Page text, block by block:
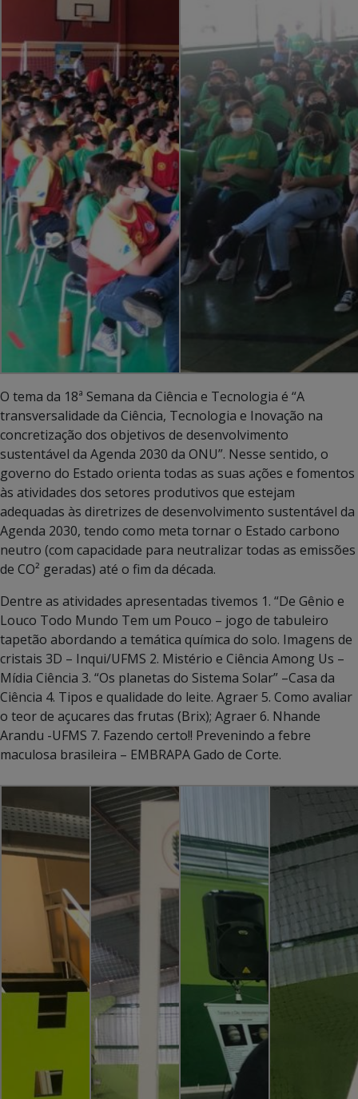
O tema da 18ª Semana da Ciência e Tecnologia é “A
transversalidade da Ciência, Tecnologia e Inovação na
concretização dos objetivos de desenvolvimento
sustentável da Agenda 2030 da ONU”. Nesse sentido, o
governo do Estado orienta todas as suas ações e fomentos
às atividades dos setores produtivos que estejam
adequadas às diretrizes de desenvolvimento sustentável da
Agenda 2030, tendo como meta tornar o Estado carbono
neutro (com capacidade para neutralizar todas as emissões
de CO² geradas) até o fim da década.
Dentre as atividades apresentadas tivemos 1. “De Gênio e
Louco Todo Mundo Tem um Pouco – jogo de tabuleiro
tapetão abordando a temática química do solo. Imagens de
cristais 3D – Inqui/UFMS 2. Mistério e Ciência Among Us –
Mídia Ciência 3. “Os planetas do Sistema Solar” –Casa da
Ciência 4. Tipos e qualidade do leite. Agraer 5. Como avaliar
o teor de açucares das frutas (Brix); Agraer 6. Nhande
Arandu -UFMS 7. Fazendo certo!! Prevenindo a febre
maculosa brasileira – EMBRAPA Gado de Corte.